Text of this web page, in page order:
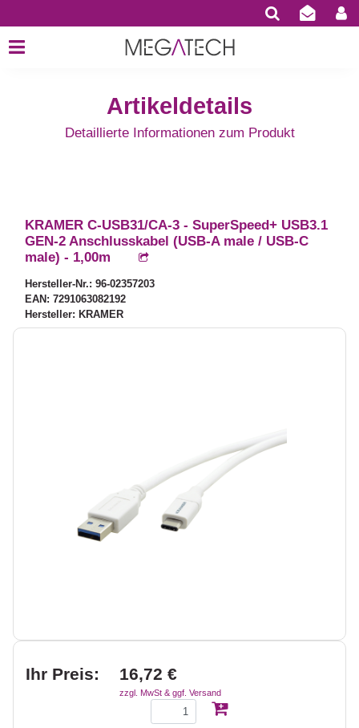
Artikeldetails
Detaillierte Informationen zum Produkt
KRAMER C-USB31/CA-3 - SuperSpeed+ USB3.1
GEN-2 Anschlusskabel (USB-A male / USB-C
male) - 1,00m
Hersteller-Nr.: 96-02357203
EAN: 7291063082192
Hersteller: KRAMER
Ihr Preis: 16,72 €
zzgl. MwSt & ggf. Versand